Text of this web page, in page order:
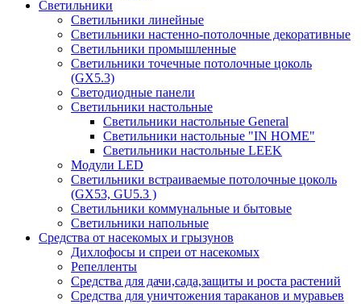
Светильники
Светильники линейные
Светильники настенно-потолочные декоративные
Светильники промышленные
Светильники точечные потолочные цоколь
(GX5.3)
Светодиодные панели
Cветильники настольные
Светильники настольные General
Светильники настольные "IN HOME"
Светильники настольные LEEK
Модули LED
Светильники встраиваемые потолочные цоколь
(GX53, GU5.3 )
Светильники коммунальные и бытовые
Светильники напольные
Средства от насекомых и грызунов
Дихлофосы и спреи от насекомых
Репелленты
Средства для дачи,сада,защиты и роста растений
Средства для уничтожения тараканов и муравьев